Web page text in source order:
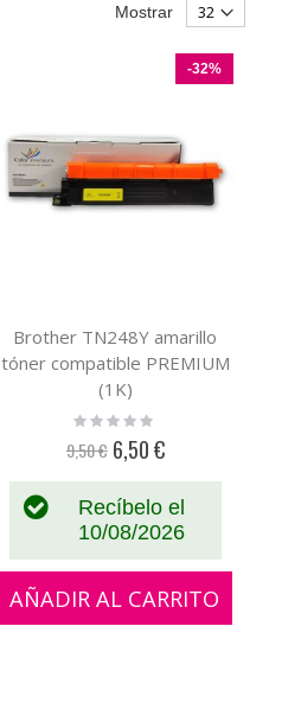
Mostrar
-32%
Brother TN248Y amarillo
tóner compatible PREMIUM
(1K)
Rating:
9,50 € Precio
6,50 €
Recíbelo el
10/08/2026
AÑADIR AL CARRITO